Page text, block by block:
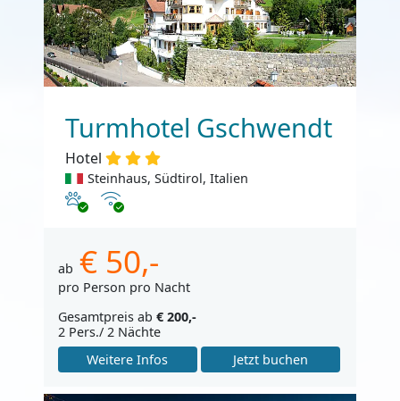
Turmhotel Gschwendt
Hotel
Steinhaus, Südtirol, Italien
Haustiere erlaubt
Internet
ab € 50,-
pro Person pro Nacht
Gesamtpreis ab € 200,-
2 Pers./ 2 Nächte
Weitere Infos
Jetzt buchen